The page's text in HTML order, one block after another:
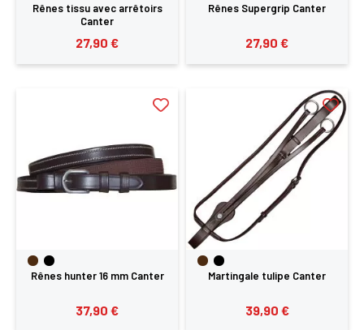
Rênes tissu avec arrêtoirs
Canter
27,90 €
Rênes Supergrip Canter
27,90 €
Rênes hunter 16 mm Canter
37,90 €
Martingale tulipe Canter
39,90 €